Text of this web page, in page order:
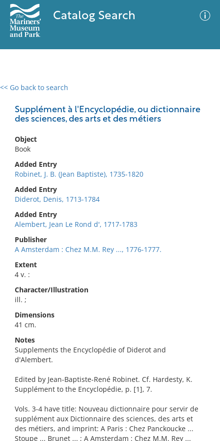
Catalog Search
<< Go back to search
Supplément à l'Encyclopédie, ou dictionnaire
des sciences, des arts et des métiers
Object
Book
Added Entry
Robinet, J. B. (Jean Baptiste), 1735-1820
Added Entry
Diderot, Denis, 1713-1784
Added Entry
Alembert, Jean Le Rond d', 1717-1783
Publisher
A Amsterdam : Chez M.M. Rey ..., 1776-1777.
Extent
4 v. :
Character/Illustration
ill. ;
Dimensions
41 cm.
Notes
Supplements the Encyclopédie of Diderot and
d'Alembert.
Edited by Jean-Baptiste-René Robinet. Cf. Hardesty, K.
Supplément to the Encyclopédie, p. [1], 7.
Vols. 3-4 have title: Nouveau dictionnaire pour servir de
supplément aux Dictionnaire des sciences, des arts et
des métiers, and imprint: A Paris : Chez Panckoucke ...
Stoupe ... Brunet ... ; A Amsterdam : Chez M.M. Rey ...
0 results